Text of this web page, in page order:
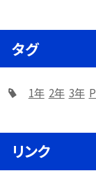
タグ
1年 2年 3年
リンク